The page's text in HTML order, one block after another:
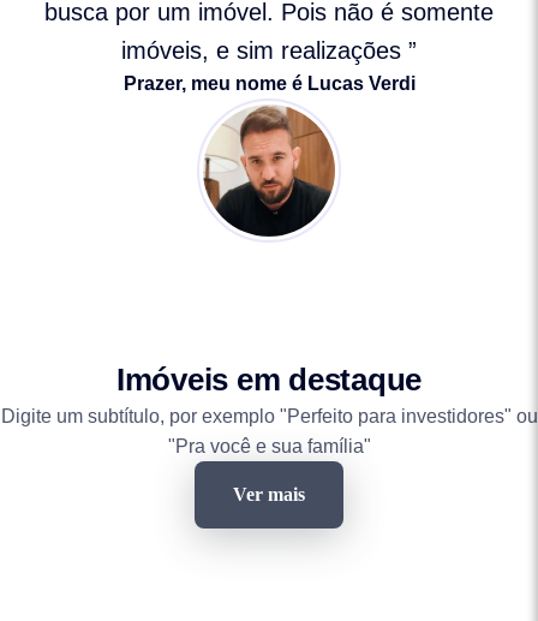
busca por um imóvel. Pois não é somente
imóveis, e sim realizações ”
Prazer, meu nome é Lucas Verdi
Imóveis em destaque
Digite um subtítulo, por exemplo "Perfeito para investidores" ou
"Pra você e sua família"
Ver mais